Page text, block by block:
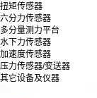
扭矩传感器
六分力传感器
多分量测力平台
水下力传感器
加速度传感器
压力传感器/变送器
其它设备及仪器